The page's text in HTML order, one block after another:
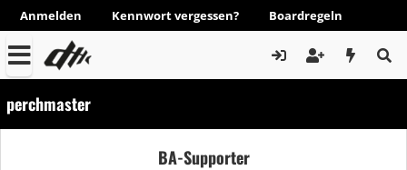
Anmelden Kennwort vergessen? Boardregeln
perchmaster
BA-Supporter